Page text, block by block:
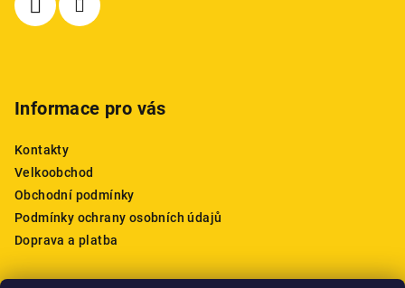
Informace pro vás
Kontakty
Velkoobchod
Obchodní podmínky
Podmínky ochrany osobních údajů
Doprava a platba